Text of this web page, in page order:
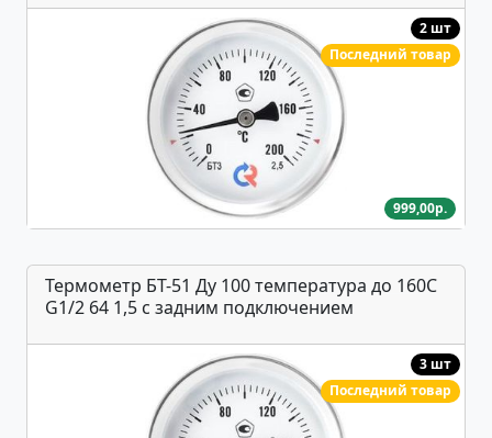
2 шт
Последний товар
999,00р.
Термометр БТ-51 Ду 100 температура до 160С
G1/2 64 1,5 с задним подключением
3 шт
Последний товар